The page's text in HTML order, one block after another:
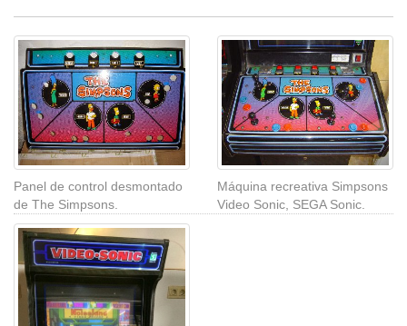
Panel de control desmontado
de The Simpsons.
Máquina recreativa Simpsons
Video Sonic, SEGA Sonic.